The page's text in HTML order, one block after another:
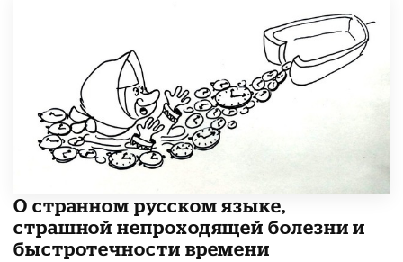
О странном русском языке,
страшной непроходящей болезни и
быстротечности времени